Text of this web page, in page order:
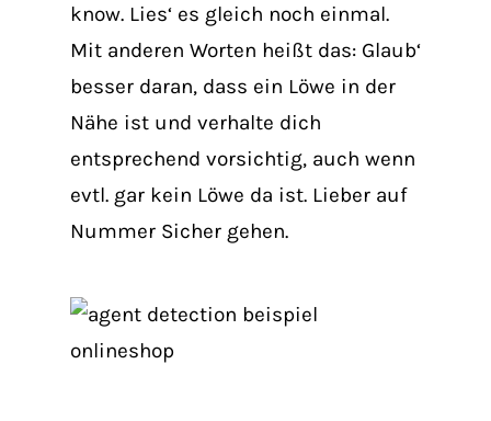
know. Lies‘ es gleich noch einmal.
Mit anderen Worten heißt das: Glaub‘
besser daran, dass ein Löwe in der
Nähe ist und verhalte dich
entsprechend vorsichtig, auch wenn
evtl. gar kein Löwe da ist. Lieber auf
Nummer Sicher gehen.